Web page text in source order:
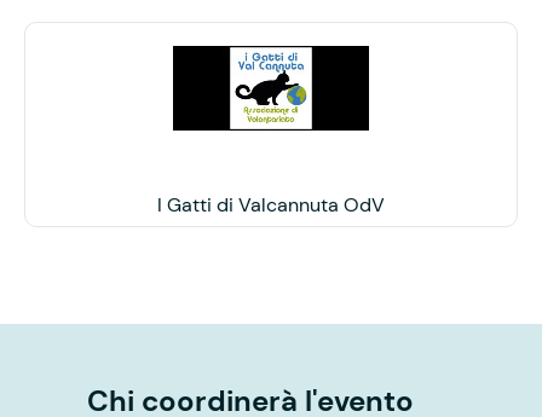
I Gatti di Valcannuta OdV
Chi coordinerà l'evento